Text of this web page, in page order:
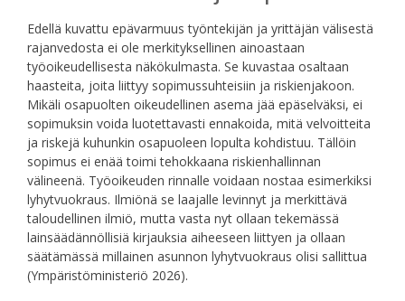
Edellä kuvattu epävarmuus työntekijän ja yrittäjän välisestä
rajanvedosta ei ole merkityksellinen ainoastaan
työoikeudellisesta näkökulmasta. Se kuvastaa osaltaan
haasteita, joita liittyy sopimussuhteisiin ja riskienjakoon.
Mikäli osapuolten oikeudellinen asema jää epäselväksi, ei
sopimuksin voida luotettavasti ennakoida, mitä velvoitteita
ja riskejä kuhunkin osapuoleen lopulta kohdistuu. Tällöin
sopimus ei enää toimi tehokkaana riskienhallinnan
välineenä. Työoikeuden rinnalle voidaan nostaa esimerkiksi
lyhytvuokraus. Ilmiönä se laajalle levinnyt ja merkittävä
taloudellinen ilmiö, mutta vasta nyt ollaan tekemässä
lainsäädännöllisiä kirjauksia aiheeseen liittyen ja ollaan
säätämässä millainen asunnon lyhytvuokraus olisi sallittua
(Ympäristöministeriö 2026).